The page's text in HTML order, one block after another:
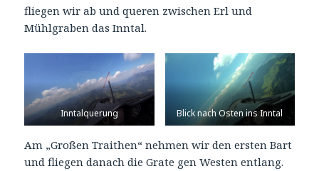
fliegen wir ab und queren zwischen Erl und
Mühlgraben das Inntal.
Inntalquerung Blick nach Osten ins Inntal
Am „Großen Traithen“ nehmen wir den ersten Bart
und fliegen danach die Grate gen Westen entlang.